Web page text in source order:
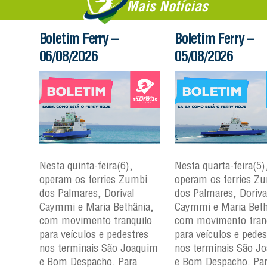
Mais Notícias
Boletim Ferry –
06/08/2026
Nesta quinta-feira(6),
operam os ferries Zumbi
dos Palmares, Dorival
Caymmi e Maria Bethânia,
com movimento tranquilo
para veículos e pedestres
nos terminais São Joaquim
e Bom Despacho. Para
Boletim Ferry –
05/08/2026
Nesta quarta-
operam os ferries
dos Palmares,
Caymmi e Maria
com movimento
para veículos e
nos terminais São
e Bom Despacho.